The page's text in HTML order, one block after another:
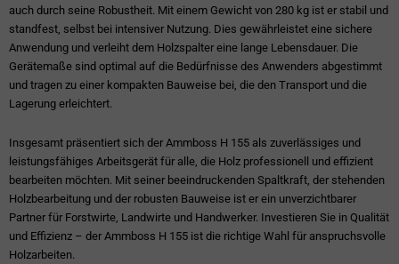
auch durch seine Robustheit. Mit einem Gewicht von 280 kg ist er stabil und
standfest, selbst bei intensiver Nutzung. Dies gewährleistet eine sichere
Anwendung und verleiht dem Holzspalter eine lange Lebensdauer. Die
Gerätemaße sind optimal auf die Bedürfnisse des Anwenders abgestimmt
und tragen zu einer kompakten Bauweise bei, die den Transport und die
Lagerung erleichtert.
Insgesamt präsentiert sich der Ammboss H 155 als zuverlässiges und
leistungsfähiges Arbeitsgerät für alle, die Holz professionell und effizient
bearbeiten möchten. Mit seiner beeindruckenden Spaltkraft, der stehenden
Holzbearbeitung und der robusten Bauweise ist er ein unverzichtbarer
Partner für Forstwirte, Landwirte und Handwerker. Investieren Sie in Qualität
und Effizienz – der Ammboss H 155 ist die richtige Wahl für anspruchsvolle
Holzarbeiten.